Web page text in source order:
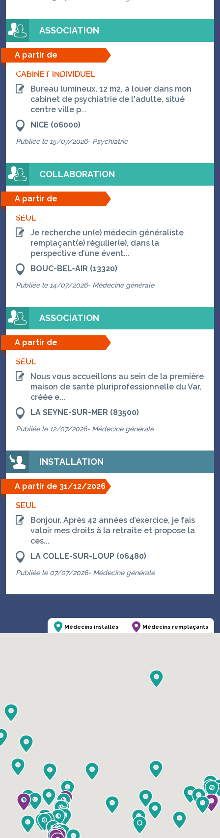
ASSOCIATION
A partir de
07/08/2026
CABINET INDIVIDUEL
Bureau lumineux, 12 m2, à louer dans mon
cabinet de psychiatrie de l'adulte, situé
centre ville p...
NICE (06000)
Publiée le 15/07/2026- Psychiatrie
COLLABORATION
A partir de
01/09/2026
SEUL
Je recherche un(e) médecin généraliste
remplaçant(e) régulier(e), dans la
perspective d’une évent...
BOUC-BEL-AIR (13320)
Publiée le 14/07/2026- Médecine générale
ASSOCIATION
A partir de
07/08/2026
SEUL
Nous vous accueillons au sein de la première
maison de santé pluriprofessionnelle du Var,
créée e...
LA SEYNE-SUR-MER (83500)
Publiée le 12/07/2026- Médecine générale
INSTALLATION
A partir de 31/12/2026
SEUL
Bonjour, Après 42 années d’exercice, je fais
valoir mes droits à la retraite et propose la
ces...
LA COLLE-SUR-LOUP (06480)
Publiée le 07/07/2026- Médecine générale
Médecins installés Médecins remplaçants